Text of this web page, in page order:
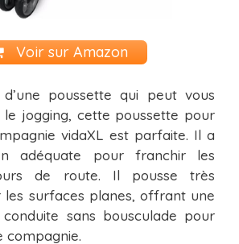
Voir sur Amazon
d’une poussette qui peut vous
le jogging, cette poussette pour
vidaXL est parfaite. Il a
adéquate pour franchir les
de route. Il pousse très
les surfaces planes, offrant une
sans bousculade pour
compagnie.